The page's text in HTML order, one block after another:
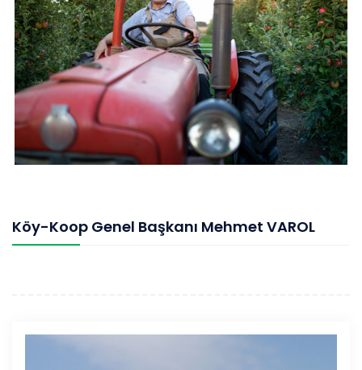
Köy-Koop Genel Başkanı Mehmet VAROL